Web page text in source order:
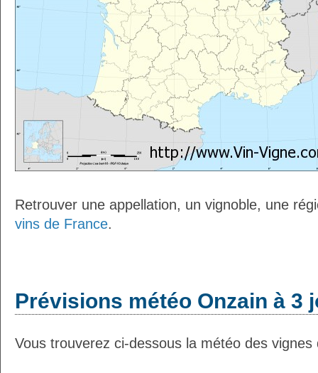
Retrouver une appellation, un vignoble, une
vins de France.
Prévisions météo Onzain à 3
Vous trouverez ci-dessous la météo des